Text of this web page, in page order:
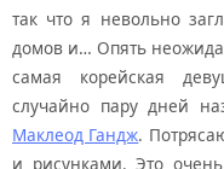
так что я невольно
домов и… Опять
самая корейская
случайно пару дней
Маклеод Гандж.
и рисунками. Это